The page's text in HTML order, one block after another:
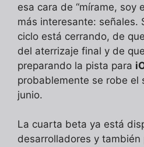
esa cara de “mírame, soy
más interesante: señales.
ciclo está cerrando, de
del aterrizaje final y de
preparando la pista para
probablemente se robe el
junio.
La cuarta beta ya está
desarrolladores y también